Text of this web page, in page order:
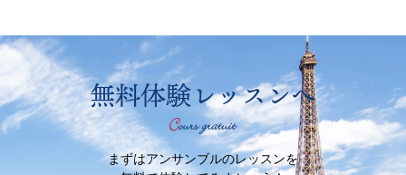
無料体験レッスンへ
まずはアンサンブルのレッスンを